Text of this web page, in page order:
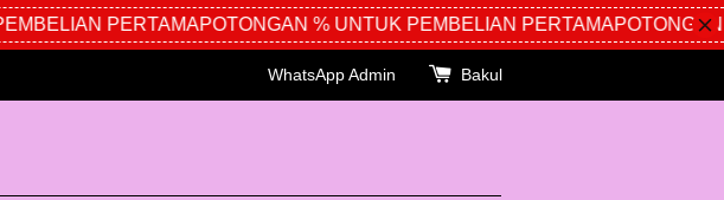
PERTAMAPOTONGAN % UNTUK PEMBELIAN PERTAMAPOTONGAN
WhatsApp Admin Bakul